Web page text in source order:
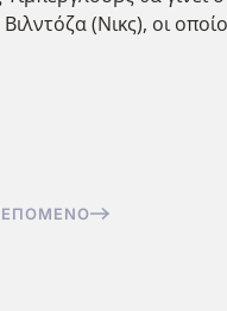
(Νικς), οι
ΕΠΌΜΕΝΟ